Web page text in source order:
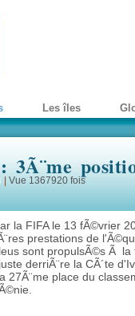
Les îles
3Ã¨me
Vue 1367920 fois
la FIFA le 13 fÃ©vrier
prestations de
sont propulsÃ©s Ã la
derriÃ¨re la CÃ´te
27Ã¨me place du